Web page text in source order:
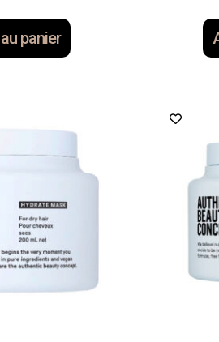
panier